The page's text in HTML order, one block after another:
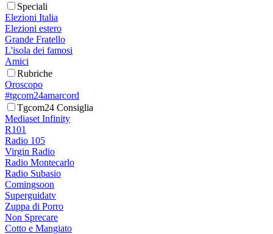
Speciali
Elezioni Italia
Elezioni estero
Grande Fratello
L'isola dei famosi
Amici
Rubriche
Oroscopo
#tgcom24amarcord
Tgcom24 Consiglia
Mediaset Infinity
R101
Radio 105
Virgin Radio
Radio Montecarlo
Radio Subasio
Comingsoon
Superguidatv
Zuppa di Porro
Non Sprecare
Cotto e Mangiato